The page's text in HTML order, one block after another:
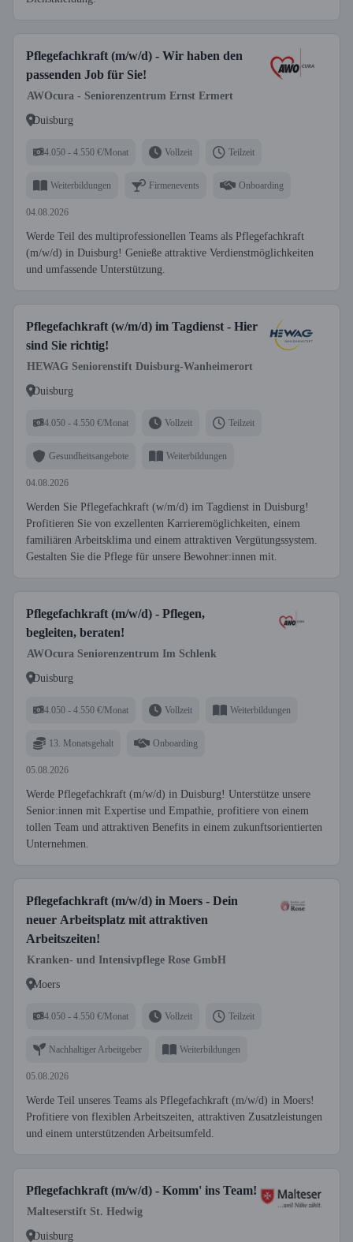
Pflegefachkraft (m/w/d) - Wir haben den
passenden Job für Sie!
AWOcura - Seniorenzentrum Ernst Ermert
Duisburg
4.050 - 4.550 €/Monat Vollzeit Teilzeit
Weiterbildungen Firmenevents Onboarding
04.08.2026
Werde Teil des multiprofessionellen Teams als Pflegefachkraft
(m/w/d) in Duisburg! Genieße attraktive Verdienstmöglichkeiten
und umfassende Unterstützung.
Pflegefachkraft (w/m/d) im Tagdienst - Hier
sind Sie richtig!
HEWAG Seniorenstift Duisburg-Wanheimerort
Duisburg
4.050 - 4.550 €/Monat Vollzeit Teilzeit
Gesundheitsangebote Weiterbildungen
04.08.2026
Werden Sie Pflegefachkraft (w/m/d) im Tagdienst in Duisburg!
Profitieren Sie von exzellenten Karrieremöglichkeiten, einem
familiären Arbeitsklima und einem attraktiven Vergütungssystem.
Gestalten Sie die Pflege für unsere Bewohner:innen mit.
Pflegefachkraft (m/w/d) - Pflegen,
begleiten, beraten!
AWOcura Seniorenzentrum Im Schlenk
Duisburg
4.050 - 4.550 €/Monat Vollzeit Weiterbildungen
13. Monatsgehalt Onboarding
05.08.2026
Werde Pflegefachkraft (m/w/d) in Duisburg! Unterstütze unsere
Senior:innen mit Expertise und Empathie, profitiere von einem
tollen Team und attraktiven Benefits in einem zukunftsorientierten
Unternehmen.
Pflegefachkraft (m/w/d) in Moers - Dein
neuer Arbeitsplatz mit attraktiven
Arbeitszeiten!
Kranken- und Intensivpflege Rose GmbH
Moers
4.050 - 4.550 €/Monat Vollzeit Teilzeit
Nachhaltiger Arbeitgeber Weiterbildungen
05.08.2026
Werde Teil unseres Teams als Pflegefachkraft (m/w/d) in Moers!
Profitiere von flexiblen Arbeitszeiten, attraktiven Zusatzleistungen
und einem unterstützenden Arbeitsumfeld.
Pflegefachkraft (m/w/d) - Komm' ins Team!
Malteserstift St. Hedwig
Duisburg